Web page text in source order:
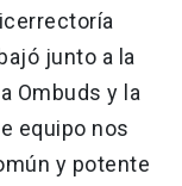
junto a la
Ombuds y la
equipo nos
y potente